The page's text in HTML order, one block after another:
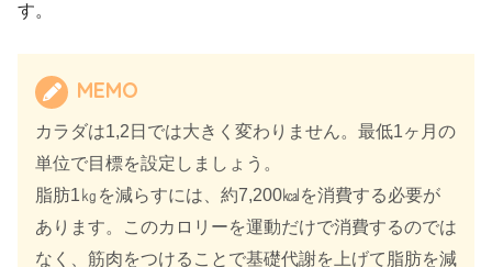
す。
MEMO
カラダは1,2日では大きく変わりません。最低1ヶ月の
単位で目標を設定しましょう。
脂肪1㎏を減らすには、約7,200㎉を消費する必要が
あります。このカロリーを運動だけで消費するのでは
なく、筋肉をつけることで基礎代謝を上げて脂肪を減